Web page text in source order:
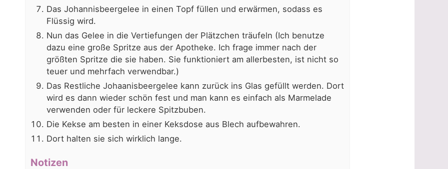
Das Johannisbeergelee in einen Topf füllen und erwärmen, sodass es
Flüssig wird.
Nun das Gelee in die Vertiefungen der Plätzchen träufeln (Ich benutze
dazu eine große Spritze aus der Apotheke. Ich frage immer nach der
größten Spritze die sie haben. Sie funktioniert am allerbesten, ist nicht so
teuer und mehrfach verwendbar.)
Das Restliche Johaanisbeergelee kann zurück ins Glas gefüllt werden. Dort
wird es dann wieder schön fest und man kann es einfach als Marmelade
verwenden oder für leckere Spitzbuben.
Die Kekse am besten in einer Keksdose aus Blech aufbewahren.
Dort halten sie sich wirklich lange.
Notizen